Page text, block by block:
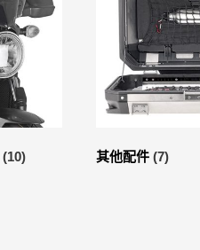
(10) 其他配件(7)